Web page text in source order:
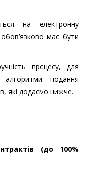
на електронну
має бути
процесу, для
алгоритми подання
які додаємо нижче.
(до 100%